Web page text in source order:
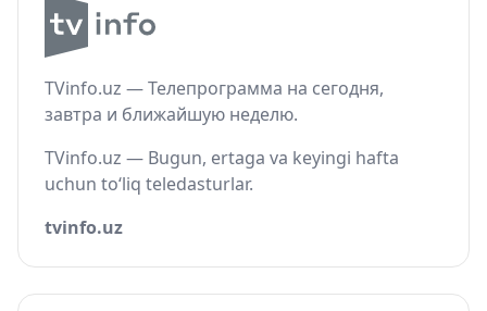
TVinfo.uz — Телепрограмма на сегодня,
завтра и ближайшую неделю.
TVinfo.uz — Bugun, ertaga va keyingi hafta
uchun to‘liq teledasturlar.
tvinfo.uz